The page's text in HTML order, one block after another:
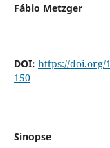
Fábio Metzger
DOI: https://doi.org/
150
Sinopse